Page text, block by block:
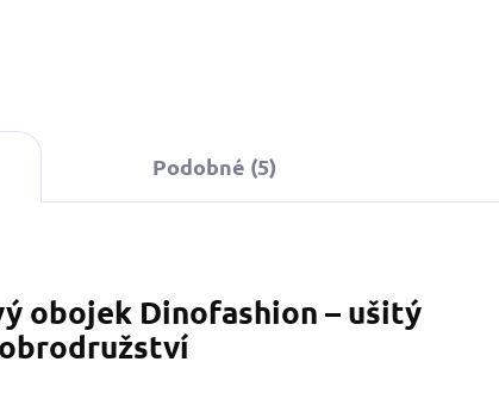
Podobné (5)
obojek Dinofashion – ušitý